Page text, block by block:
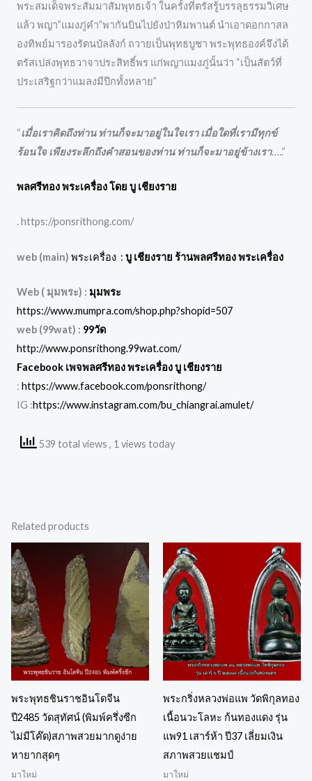
พระสมเด็จพระสัมมาสัมพุทธเจ้า ในครั้งที่ตรัสรู้บรรลุธรรมวิเศษ
แล้ว พญา”แมงภู่คำ”พากันบินไปยังป่าหิมพานต์ นำเอาดอกกาสล
องทิพย์มารองรัตนบัลลังก์ ถวายเป็นพุทธบูชา พระพุทธองค์จึงได้
ตรัสเปล่งพุทธวาจาประสิทธิ์พร แก่พญาแมงภู่นั้นว่า “เป็นสัตว์ที่
ประเสริฐกว่าแมลงมีปีกทั้งหลาย”
“เมื่อเราคิดถึงท่าน ท่านก็จะมาอยู่ในใจเรา เมื่อใดที่เรามีทุกข์
ร้อนใจ เพียงระลึกถึงคำสอนของท่าน ท่านก็จะมาอยู่ข้างเรา…..”
พลศรีทอง พระเครื่อง โดย บู เชียงราย
. https://ponsrithong.com/
web (main) พระเครื่อง : บู เชียงราย ร้านพลศรีทอง พระเครื่อง
Web ( มุมพระ) : มุมพระ
https://www.mumpra.com/shop.php?shopid=507
web (99wat) : 99วัด
http://www.ponsrithong.99wat.com/
Facebook เพจพลศรีทอง พระเครื่อง บู เชียงราย
: https://www.facebook.com/ponsrithong/
IG :https://www.instagram.com/bu_chiangrai.amulet/
539 total views , 1 views today
Related products
พระพุทธชินราชอินโดจีน
ปี2485 วัดสุทัศน์ (พิมพ์ครึ่งซีก
ไม่มีโค๊ด)สภาพสวยมากดูง่าย
หายากสุดๆ
มาใหม่
พระกริ่งหลวงพ่อแพ วัดพิกุลทอง
เนื้อนวะโลหะ ก้นทองแดง รุ่น
แพ91 เสาร์ห้า ปี37 เลี่ยมเงิน
สภาพสวยแชมป์
มาใหม่